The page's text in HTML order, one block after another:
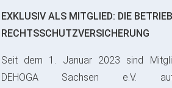
EXKLUSIV ALS MITGLIED: DIE
RECHTSSCHUTZVERSICHERUNG
Seit dem 1. Januar 2023 sind
DEHOGA Sachsen e.V.